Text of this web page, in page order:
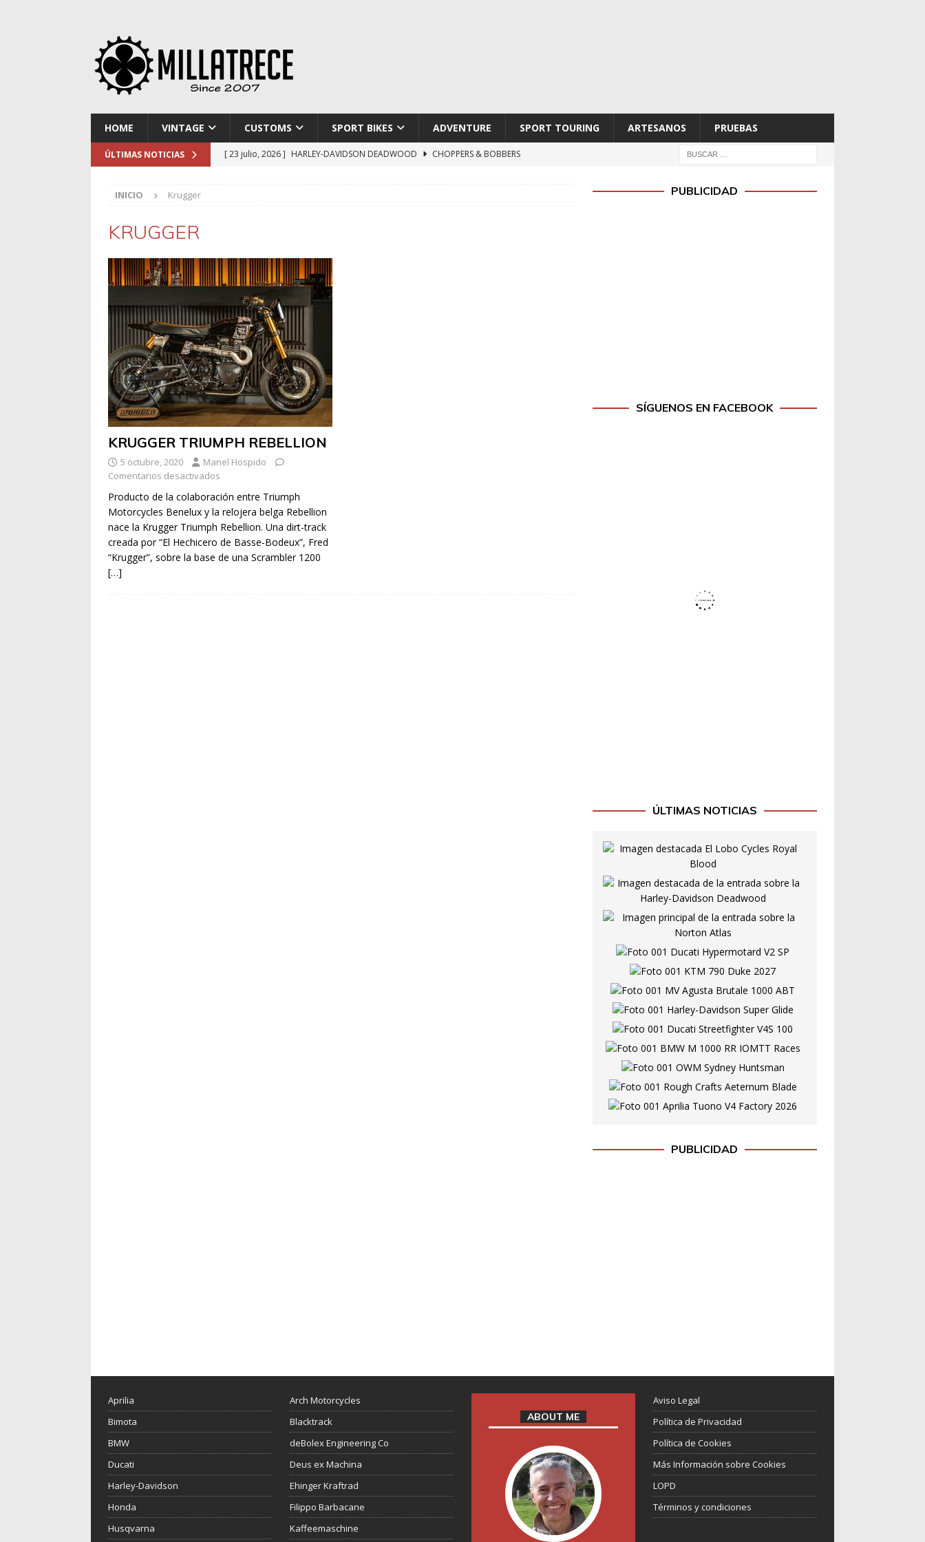
HOME VINTAGE CUSTOMS SPORT BIKES ADVENTURE SPORT TOURING ARTESANOS PRUEBAS
ÚLTIMAS NOTICIAS [ 23 julio, 2026 ] HARLEY-DAVIDSON DEADWOOD
CHOPPERS & BOBBERS
INICIO Krugger
KRUGGER
KRUGGER TRIUMPH REBELLION
5 octubre, 2020
Manel Hospido
Comentarios desactivados
Producto de la colaboración entre Triumph
Motorcycles Benelux y la relojera belga Rebellion
nace la Krugger Triumph Rebellion. Una dirt-track
creada por “El Hechicero de Basse-Bodeux”, Fred
“Krugger”, sobre la base de una Scrambler 1200
[…]
PUBLICIDAD
SÍGUENOS EN FACEBOOK
ÚLTIMAS NOTICIAS
PUBLICIDAD
Aprilia
Bimota
BMW
Ducati
Harley-Davidson
Honda
Husqvarna
Arch Motorcycles
Blacktrack
deBolex Engineering Co
Deus ex Machina
Ehinger Kraftrad
Filippo Barbacane
Kaffeemaschine
ABOUT ME
Aviso Legal
Política de Privacidad
Política de Cookies
Más Información sobre Cookies
LOPD
Términos y condiciones